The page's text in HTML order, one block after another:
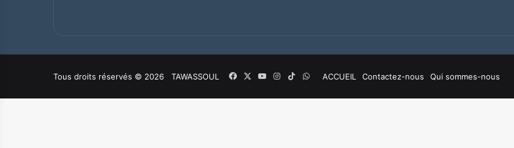
Tous droits réservés © 2026 TAWASSOUL ACCUEIL Contactez-nous Qui sommes-nous
Facebook
X YouTubeInstagram
TikTokWhatsApp